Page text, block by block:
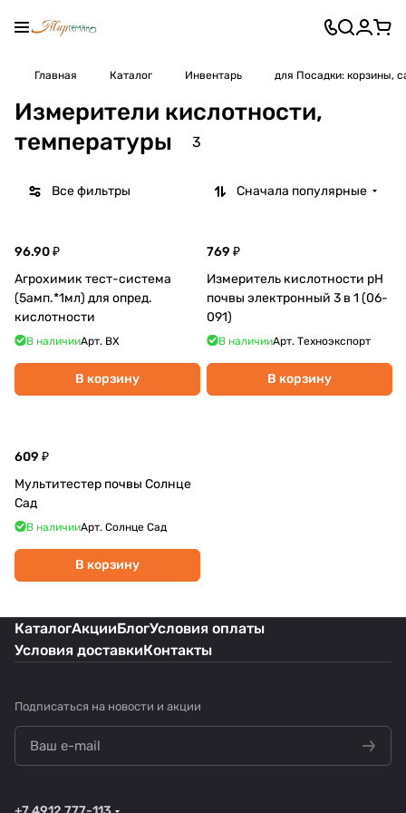
Главная Каталог Инвентарь для Посадки: корзины,
Измерители кислотности,
температуры
3
Все фильтры Сначала популярные
96.90 ₽
Агрохимик тест-система
(5амп.*1мл) для опред.
кислотности
В наличииАрт. ВХ
В корзину
769 ₽
Измеритель кислотности pH
почвы электронный 3 в 1 (06-
091)
В наличииАрт. Техноэкспорт
В корзину
609 ₽
Мультитестер почвы Солнце
Сад
В наличииАрт. Солнце Сад
В корзину
КаталогАкцииБлогУсловия оплаты
Условия доставкиКонтакты
Подписаться на новости и акции